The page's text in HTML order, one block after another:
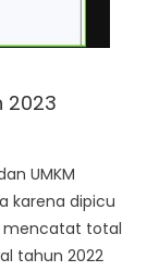
2023
UMKM
karena dipicu
mencatat total
tahun 2022